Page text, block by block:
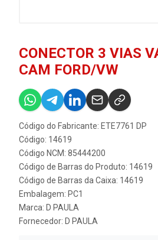
CONECTOR 3 VIAS
CAM FORD/VW
Código do Fabricante: ETE7761 DP
Código: 14619
Código NCM: 85444200
Código de Barras do Produto: 14619
Código de Barras da Caixa: 14619
Embalagem: PC1
Marca: D PAULA
Fornecedor: D PAULA